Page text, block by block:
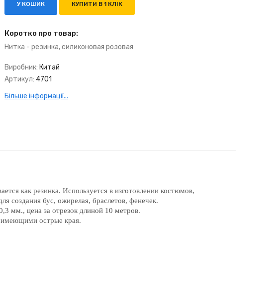
У КОШИК КУПИТИ В 1 КЛІК
Коротко про товар:
Нитка - резинка, силиконовая розовая
Виробник: Китай
Артикул: 4701
Більше інформації...
как резинка. Используется в изготовлении костюмов,
создания бус, ожирелая, браслетов, фенечек.
мм., цена за отрезок длиной 10 метров.
имеющими острые края.